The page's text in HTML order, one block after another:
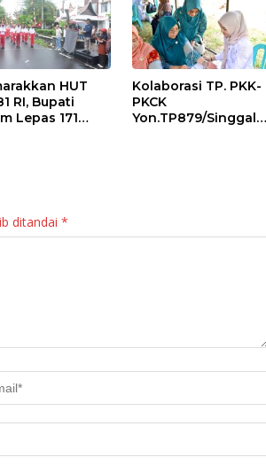
HUT
RI, Bupati
Lepas 171
Kolaborasi TP. PKK-
PKCK
Yon.TP879/Singgala
ditandai *